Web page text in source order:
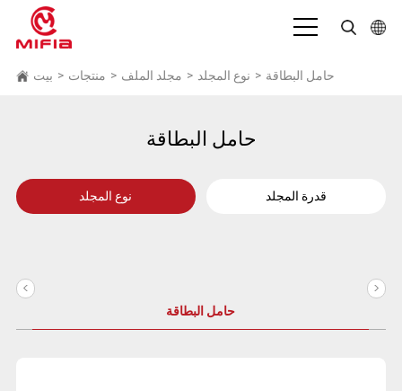
بالعربية
Deutsch
日本語
بيت > منتجات > مجلد الملف > نوع المجلد > حامل البطاقة
حامل البطاقة
نوع المجلد قدرة المجلد
حامل البطاقة
>
<